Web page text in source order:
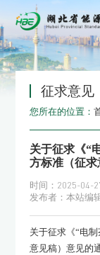
征求意见
您所在的位置：
关于征求《“
方标准（征
时间：2025-04-
发布者：本站编
关于征求《“电
意见稿）意见的